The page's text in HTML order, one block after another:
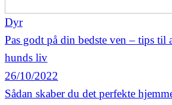
Dyr
Pas godt på din bedste ven – tips
hunds liv
26/10/2022
Sådan skaber du det perfekte